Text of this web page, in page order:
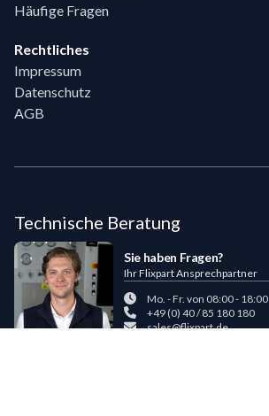
Häufige Fragen
Rechtliches
Impressum
Datenschutz
AGB
Technische Beratung
Sie haben Fragen?
Ihr Flixpart Ansprechpartner
Mo. - Fr. von 08:00 - 18:00
+49 (0) 40 / 85 180 180
sales@flixpart.de